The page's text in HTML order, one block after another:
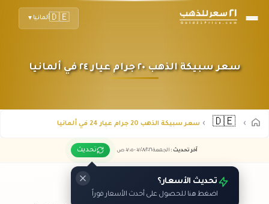
🇩🇪ألمانيا ▼
سعر سبيكة الذهب ٢٠ جرام عيار ٢٤ في ألمانيا
🇩🇪 سعر سبيكة الذهب 20 جرام عيار 24 في ألمانيا
آخر تحديث : الجمعة ٠٧ /٠٨/٢٠٢٦ - ٠٧:٠٥ ص تحديث
تحديث الأسعار؟
اضغط هنا للحصول على أحدث الأسعار فوراً